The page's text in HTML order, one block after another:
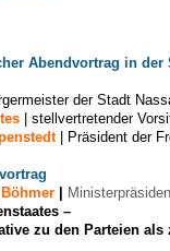
Abendvortrag in der
der Stadt
| stellvertretender
| Präsident der
–
zu den Parteien